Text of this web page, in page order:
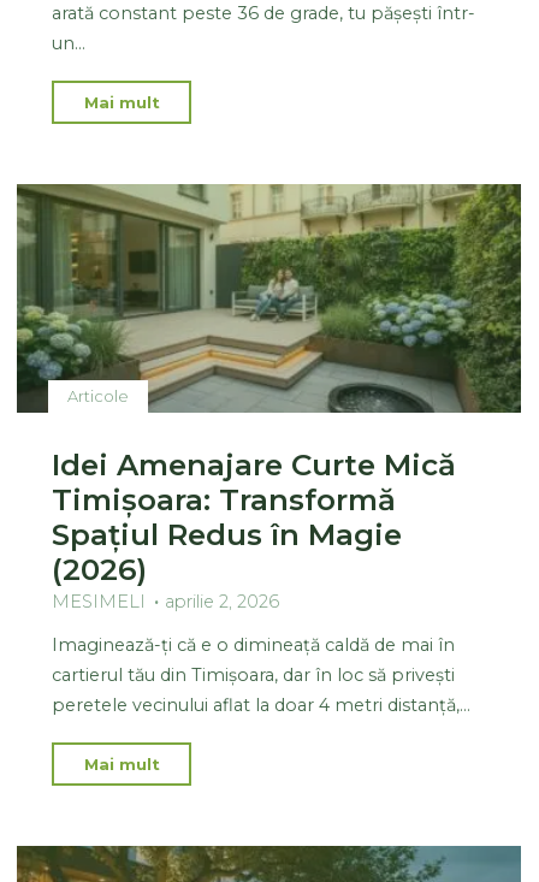
arată constant peste 36 de grade, tu pășești într-
un…
Mai mult
Articole
Idei Amenajare Curte Mică
Timișoara: Transformă
Spațiul Redus în Magie
(2026)
MESIMELI
aprilie 2, 2026
Imaginează-ți că e o dimineață caldă de mai în
cartierul tău din Timișoara, dar în loc să privești
peretele vecinului aflat la doar 4 metri distanță,…
Mai mult